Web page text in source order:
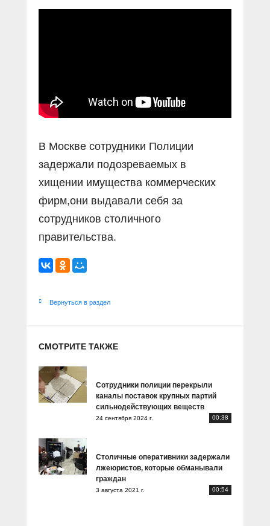
В Москве сотрудники Полиции
задержали подозреваемых в
хищении имущества коммерческих
фирм,они выдавали себя за
сотрудников столичного
правительства.
Вернуться в раздел
СМОТРИТЕ ТАКЖЕ
Сотрудники полиции перекрыли
каналы поставок крупных партий
сильнодействующих веществ
24 сентября 2024 г. 00:38
Столичные оперативники задержали
лжеюристов, которые обманывали
граждан
3 августа 2021 г. 00:54